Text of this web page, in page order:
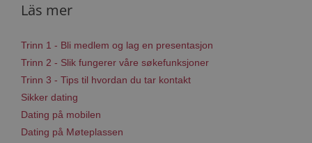
Läs mer
Trinn 1 - Bli medlem og lag en presentasjon
Trinn 2 - Slik fungerer våre søkefunksjoner
Trinn 3 - Tips til hvordan du tar kontakt
Sikker dating
Dating på mobilen
Dating på Møteplassen